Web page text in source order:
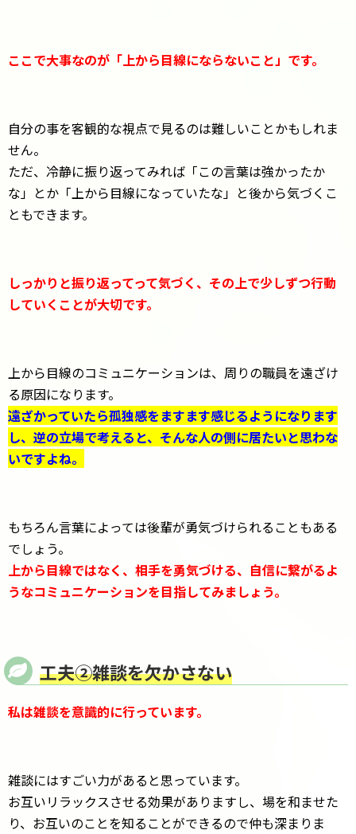
ここで大事なのが「上から目線にならないこと」です。
自分の事を客観的な視点で見るのは難しいことかもしれま
せん。
ただ、冷静に振り返ってみれば「この言葉は強かったか
な」とか「上から目線になっていたな」と後から気づくこ
ともできます。
しっかりと振り返ってって気づく、その上で少しずつ行動
していくことが大切です。
上から目線のコミュニケーションは、周りの職員を遠ざけ
る原因になります。
遠ざかっていたら孤独感をますます感じるようになります
し、逆の立場で考えると、そんな人の側に居たいと思わな
いですよね。
もちろん言葉によっては後輩が勇気づけられることもある
でしょう。
上から目線ではなく、相手を勇気づける、自信に繋がるよ
うなコミュニケーションを目指してみましょう。
工夫②雑談を欠かさない
私は雑談を意識的に行っています。
雑談にはすごい力があると思っています。
お互いリラックスさせる効果がありますし、場を和ませた
り、お互いのことを知ることができるので仲も深まりま